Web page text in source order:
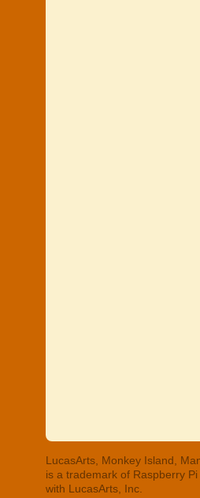
LucasArts, Monkey Island,
is a trademark of Raspberry
with LucasArts, Inc.